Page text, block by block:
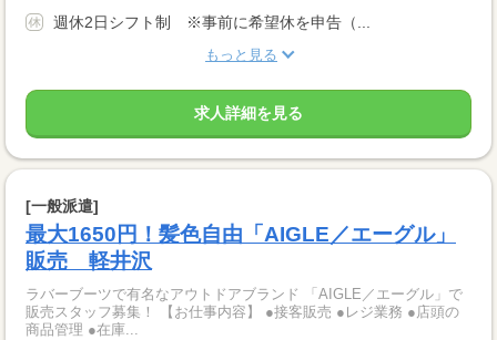
週休2日シフト制 ※事前に希望休を申告（...
もっと見る
求人詳細を見る
[一般派遣]
最大1650円！髪色自由「AIGLE／エーグル」
販売 軽井沢
ラバーブーツで有名なアウトドアブランド 「AIGLE／エーグル」で
販売スタッフ募集！ 【お仕事内容】 ●接客販売 ●レジ業務 ●店頭の
商品管理 ●在庫...